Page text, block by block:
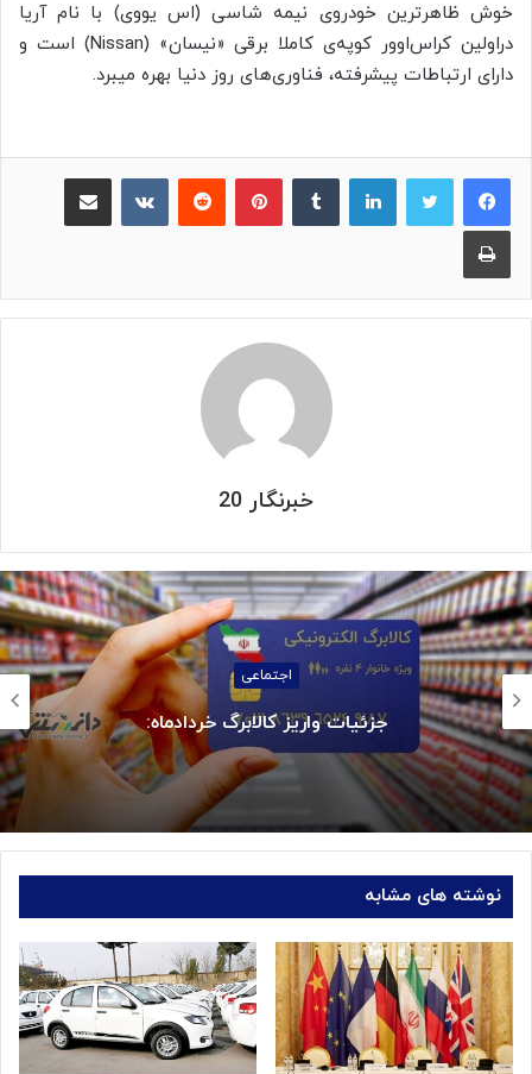
خوش ظاهرترین خودروی نیمه شاسی (اس یووی) با نام آریا
دراولین کراس‌اوور کوپه‌ی کاملا برقی «نیسان» (Nissan) است و
دارای ارتباطات پیشرفته، فناوری‌های روز دنیا بهره میبرد.
لینکدین پینترست ‫رددیت
چاپ
خبرنگار 20
اجتماعی
جزئیات واریز کالابرگ خردادماه:
نوشته های مشابه